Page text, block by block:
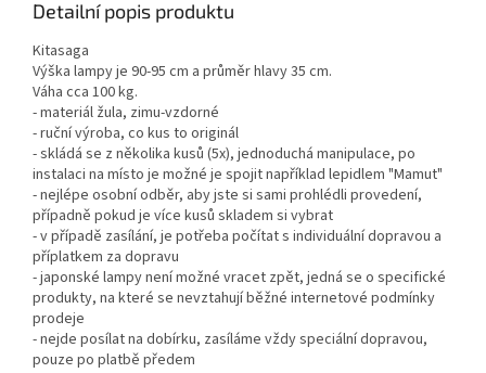
Detailní popis produktu
Kitasaga
Výška lampy je 90-95 cm a průměr hlavy 35 cm.
Váha cca 100 kg.
- materiál žula, zimu-vzdorné
- ruční výroba, co kus to originál
- skládá se z několika kusů (5x), jednoduchá manipulace, po
instalaci na místo je možné je spojit například lepidlem "Mamut"
- nejlépe osobní odběr, aby jste si sami prohlédli provedení,
případně pokud je více kusů skladem si vybrat
- v případě zasílání, je potřeba počítat s individuální dopravou a
příplatkem za dopravu
- japonské lampy není možné vracet zpět, jedná se o specifické
produkty, na které se nevztahují běžné internetové podmínky
prodeje
- nejde posílat na dobírku, zasíláme vždy speciální dopravou,
pouze po platbě předem